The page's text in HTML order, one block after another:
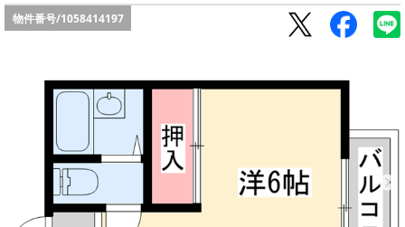
☆新築物件☆
☆ペット飼育可能物件☆
☆ネット無料☆
路線·駅から探す
物件番号/1058414197